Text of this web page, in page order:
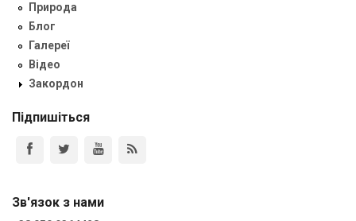
Природа
Блог
Галереї
Відео
Закордон
Підпишіться
Зв'язок з нами